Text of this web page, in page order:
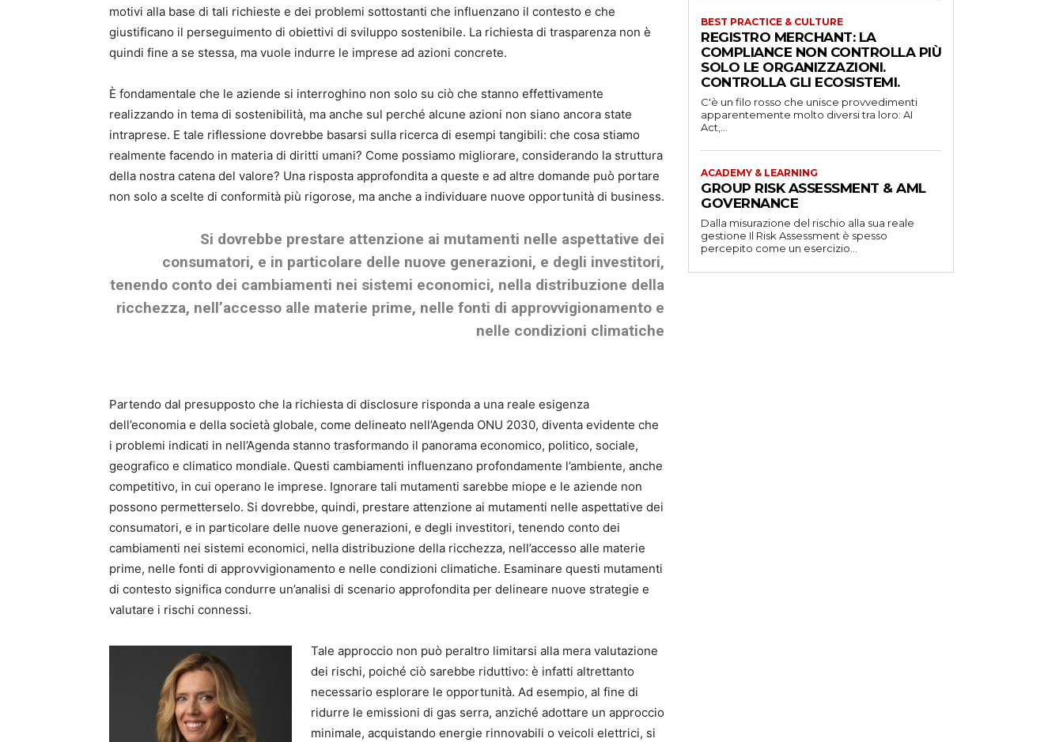
motivi alla base di tali richieste e dei problemi sottostanti che influenzano il contesto e che
giustificano il perseguimento di obiettivi di sviluppo sostenibile. La richiesta di trasparenza non è
quindi fine a se stessa, ma vuole indurre le imprese ad azioni concrete.
È fondamentale che le aziende si interroghino non solo su ciò che stanno effettivamente
realizzando in tema di sostenibilità, ma anche sul perché alcune azioni non siano ancora state
intraprese. E tale riflessione dovrebbe basarsi sulla ricerca di esempi tangibili: che cosa stiamo
realmente facendo in materia di diritti umani? Come possiamo migliorare, considerando la struttura
della nostra catena del valore? Una risposta approfondita a queste e ad altre domande può portare
non solo a scelte di conformità più rigorose, ma anche a individuare nuove opportunità di business.
Si dovrebbe prestare attenzione ai mutamenti nelle aspettative dei
consumatori, e in particolare delle nuove generazioni, e degli investitori,
tenendo conto dei cambiamenti nei sistemi economici, nella distribuzione della
ricchezza, nell’accesso alle materie prime, nelle fonti di approvvigionamento e
nelle condizioni climatiche
Partendo dal presupposto che la richiesta di disclosure risponda a una reale esigenza
dell’economia e della società globale, come delineato nell’Agenda ONU 2030, diventa evidente che
i problemi indicati in nell’Agenda stanno trasformando il panorama economico, politico, sociale,
geografico e climatico mondiale. Questi cambiamenti influenzano profondamente l’ambiente, anche
competitivo, in cui operano le imprese. Ignorare tali mutamenti sarebbe miope e le aziende non
possono permetterselo. Si dovrebbe, quindi, prestare attenzione ai mutamenti nelle aspettative dei
consumatori, e in particolare delle nuove generazioni, e degli investitori, tenendo conto dei
cambiamenti nei sistemi economici, nella distribuzione della ricchezza, nell’accesso alle materie
prime, nelle fonti di approvvigionamento e nelle condizioni climatiche. Esaminare questi mutamenti
di contesto significa condurre un’analisi di scenario approfondita per delineare nuove strategie e
valutare i rischi connessi.
Tale approccio non può peraltro limitarsi alla mera valutazione
dei rischi, poiché ciò sarebbe riduttivo: è infatti altrettanto
necessario esplorare le opportunità. Ad esempio, al fine di
ridurre le emissioni di gas serra, anziché adottare un approccio
minimale, acquistando energie rinnovabili o veicoli elettrici, si
BEST PRACTICE & CULTURE
REGISTRO MERCHANT: LA
COMPLIANCE NON CONTROLLA PIÙ
SOLO LE ORGANIZZAZIONI.
CONTROLLA GLI ECOSISTEMI.
C'è un filo rosso che unisce provvedimenti
apparentemente molto diversi tra loro: AI
Act,...
ACADEMY & LEARNING
GROUP RISK ASSESSMENT & AML
GOVERNANCE
Dalla misurazione del rischio alla sua reale
gestione Il Risk Assessment è spesso
percepito come un esercizio...